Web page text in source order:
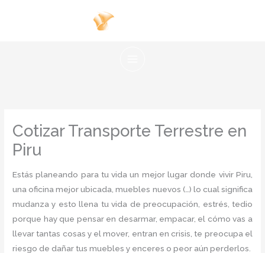
Cotizar Transporte Terrestre en
Piru
Estás planeando para tu vida un mejor lugar donde vivir Piru,
una oficina mejor ubicada, muebles nuevos (…) lo cual significa
mudanza y esto llena tu vida de preocupación, estrés, tedio
porque hay que pensar en desarmar, empacar, el cómo vas a
llevar tantas cosas y el mover, entran en crisis, te preocupa el
riesgo de dañar tus muebles y enceres o peor aún perderlos.